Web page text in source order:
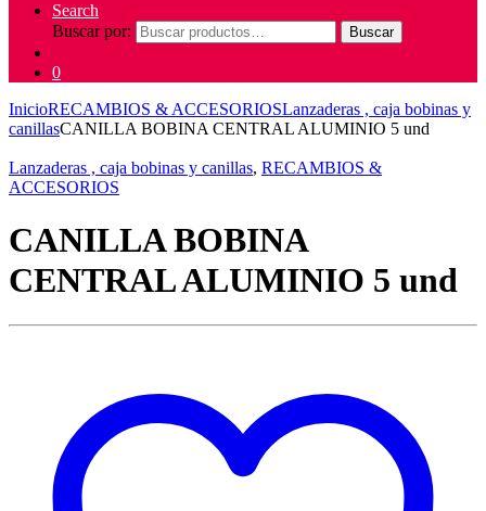
Search
Buscar por:
Buscar
0
InicioRECAMBIOS & ACCESORIOSLanzaderas , caja bobinas y
canillasCANILLA BOBINA CENTRAL ALUMINIO 5 und
Lanzaderas , caja bobinas y canillas, RECAMBIOS &
ACCESORIOS
CANILLA BOBINA
CENTRAL ALUMINIO 5 und